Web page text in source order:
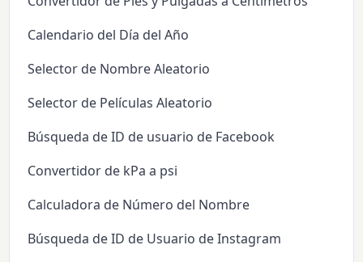
Calendario del Día del Año
Selector de Nombre Aleatorio
Selector de Películas Aleatorio
Búsqueda de ID de usuario de Facebook
Convertidor de kPa a psi
Calculadora de Número del Nombre
Búsqueda de ID de Usuario de Instagram